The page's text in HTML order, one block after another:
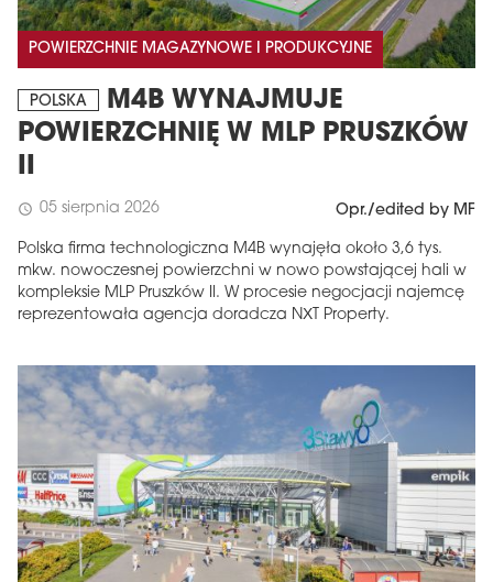
POWIERZCHNIE MAGAZYNOWE I PRODUKCYJNE
POLSKA
M4B WYNAJMUJE
POWIERZCHNIĘ W MLP PRUSZKÓW
II
schedule 05 sierpnia 2026 Opr./edited by MF
Polska firma technologiczna M4B wynajęła około 3,6 tys.
mkw. nowoczesnej powierzchni w nowo powstającej hali w
kompleksie MLP Pruszków II. W procesie negocjacji najemcę
reprezentowała agencja doradcza NXT Property.